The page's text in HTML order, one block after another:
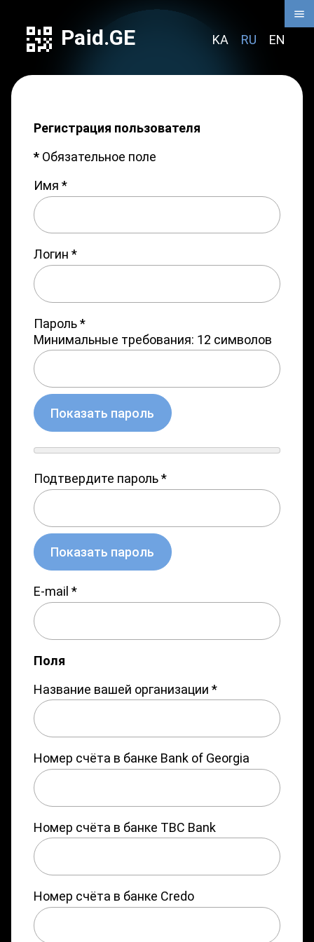
Paid.GE KA RU EN
Регистрация пользователя
* Обязательное поле
Имя *
Логин *
Пароль*
Минимальные требования: 12 символов
Показать пароль
Подтвердите пароль*
Показать пароль
E-mail *
Поля
Название вашей организации *
Номер счёта в банке Bank of Georgia
Номер счёта в банке TBC Bank
Номер счёта в банке Credo